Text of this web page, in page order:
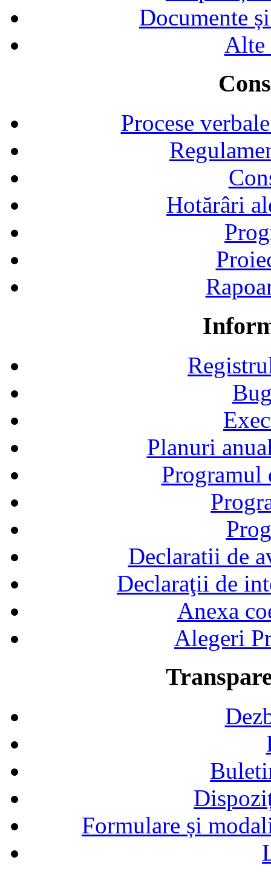
Documente
Alte
Procese
Hotărâri
Planuri
Declaratii de
Declaraţii de
Anexa
Alegeri
Formulare și